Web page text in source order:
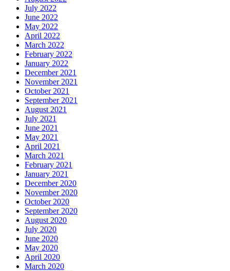
July 2022
June 2022
May 2022
April 2022
March 2022
February 2022
January 2022
December 2021
November 2021
October 2021
September 2021
August 2021
July 2021
June 2021
May 2021
April 2021
March 2021
February 2021
January 2021
December 2020
November 2020
October 2020
September 2020
August 2020
July 2020
June 2020
May 2020
April 2020
March 2020